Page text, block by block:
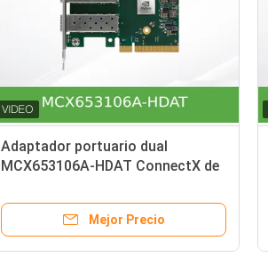
Adaptador portuario dual
MCX653106A-HDAT ConnectX de
Mellanox de Ethernet VPI 6
Mejor Precio